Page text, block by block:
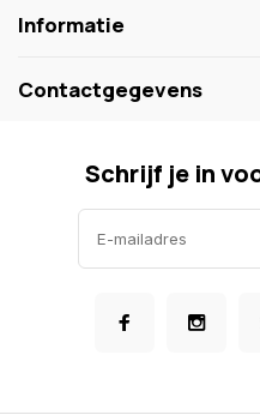
Informatie
Contactgegevens
Schrijf je in